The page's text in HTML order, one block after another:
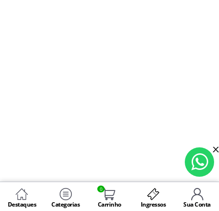
Destaques Categorias
0
Carrinho Ingressos Sua Conta